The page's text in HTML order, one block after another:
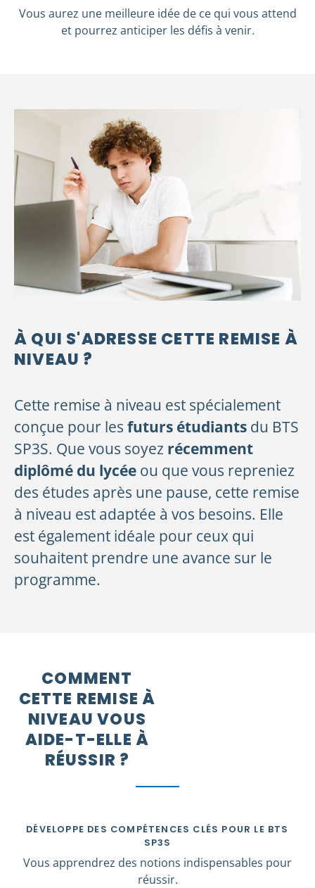
Vous aurez une meilleure idée de ce qui vous attend
et pourrez anticiper les défis à venir.
À QUI S'ADRESSE CETTE REMISE À
NIVEAU ?
Cette remise à niveau est spécialement
conçue pour les futurs étudiants du BTS
SP3S. Que vous soyez récemment
diplômé du lycée ou que vous repreniez
des études après une pause, cette remise
à niveau est adaptée à vos besoins. Elle
est également idéale pour ceux qui
souhaitent prendre une avance sur le
programme.
COMMENT
CETTE REMISE À
NIVEAU VOUS
AIDE-T-ELLE À
RÉUSSIR ?
DÉVELOPPE DES COMPÉTENCES CLÉS POUR LE BTS
SP3S
Vous apprendrez des notions indispensables pour
réussir.